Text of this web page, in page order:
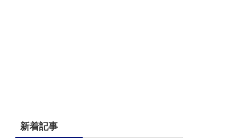
新着記事